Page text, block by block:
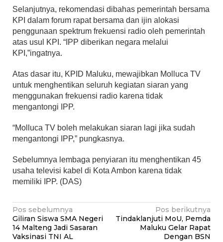
Selanjutnya, rekomendasi dibahas pemerintah bersama
KPI dalam forum rapat bersama dan ijin alokasi
penggunaan spektrum frekuensi radio oleh pemerintah
atas usul KPI. “IPP diberikan negara melalui
KPI,”ingatnya.
Atas dasar itu, KPID Maluku, mewajibkan Molluca TV
untuk menghentikan seluruh kegiatan siaran yang
menggunakan frekuensi radio karena tidak
mengantongi IPP.
“Molluca TV boleh melakukan siaran lagi jika sudah
mengantongi IPP,” pungkasnya.
Sebelumnya lembaga penyiaran itu menghentikan 45
usaha televisi kabel di Kota Ambon karena tidak
memiliki IPP. (DAS)
Navigasi
pos
Pos sebelumnya
Giliran Siswa SMA Negeri
14 Malteng Jadi Sasaran
Vaksinasi TNI AL
Pos berikutnya
Tindaklanjuti MoU, Pemda
Maluku Gelar Rapat
Dengan BSN